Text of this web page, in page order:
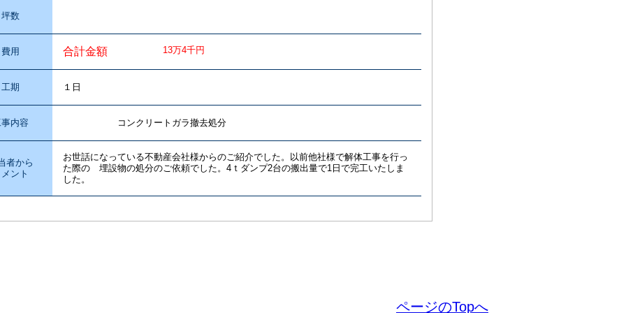
坪数
費用 合計金額 13万4千円
工期 １日
内容 コンクリートガラ撤去処分
者から
ント
お世話になっている不動産会社様からのご紹介でした。以前他社様で解体工事を行っ
た際の 埋設物の処分のご依頼でした。4ｔダンプ2台の搬出量で1日で完工いたしま
した。
ページのTopへ